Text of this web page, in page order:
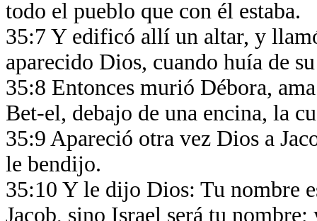
todo el pueblo que con él estaba.
35:7 Y edificó allí un altar, y
aparecido Dios, cuando huía de
35:8 Entonces murió Débora,
Bet-el, debajo de una encina, la
35:9 Apareció otra vez Dios a
le bendijo.
35:10 Y le dijo Dios: Tu nombre
Jacob, sino Israel será tu